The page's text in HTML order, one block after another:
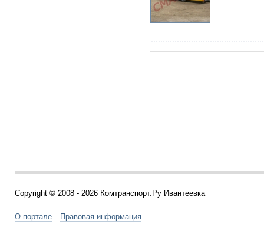
Copyright © 2008 - 2026 Комтранспорт.Ру Ивантеевка
О портале Правовая информация